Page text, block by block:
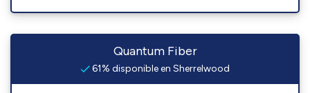
Quantum Fiber
61% disponible en Sherrelwood